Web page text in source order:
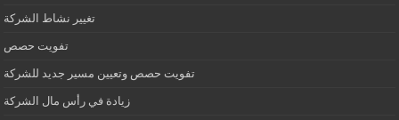
تغيير نشاط الشركة
تفويت حصص
تفويت حصص وتعيين مسير جديد للشركة
زيادة في رأس مال الشركة